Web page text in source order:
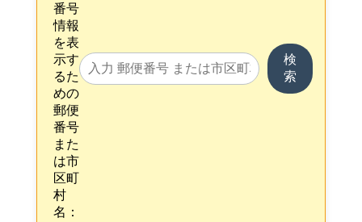
番号
情報
を表
示す
るた
めの
郵便
番号
また
は市
区町
村
名：
検
索